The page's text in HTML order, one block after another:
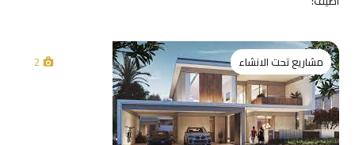
مشاريع تحت الانشاء 2